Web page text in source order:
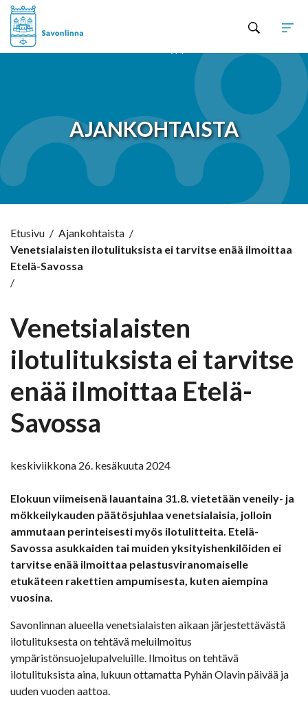
AJANKOHTAISTA
Etusivu / Ajankohtaista /
Venetsialaisten ilotulituksista ei tarvitse enää ilmoittaa
Etelä-Savossa
/
Venetsialaisten
ilotulituksista ei tarvitse
enää ilmoittaa Etelä-
Savossa
keskiviikkona 26. kesäkuuta 2024
Elokuun viimeisenä lauantaina 31.8. vietetään veneily- ja
mökkeilykauden päätösjuhlaa venetsialaisia, jolloin
ammutaan perinteisesti myös ilotulitteita. Etelä-
Savossa asukkaiden tai muiden yksityishenkilöiden ei
tarvitse enää ilmoittaa pelastusviranomaiselle
etukäteen rakettien ampumisesta, kuten aiempina
vuosina.
Savonlinnan alueella venetsialaisten aikaan järjestettävästä
ilotulituksesta on tehtävä meluilmoitus
ympäristönsuojelupalveluille. Ilmoitus on tehtävä
ilotulituksista aina, lukuun ottamatta Pyhän Olavin päivää ja
uuden vuoden aattoa.